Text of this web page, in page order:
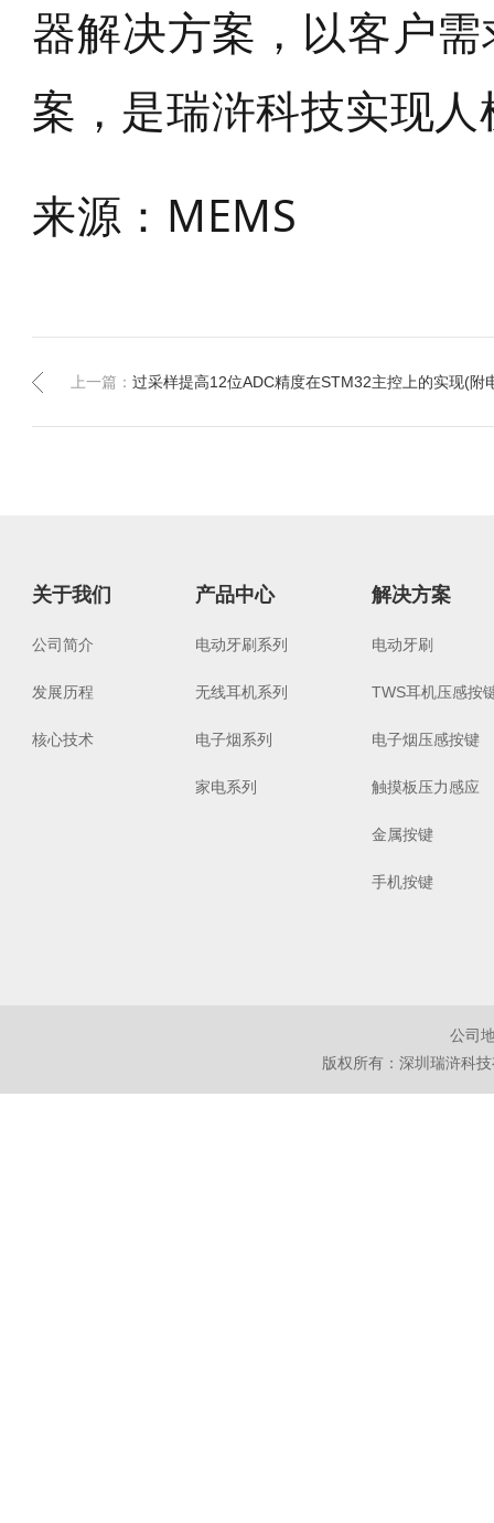
器解决方案，以客户
案，是瑞浒科技实现
来源：MEMS
上一篇：过采样提高12位ADC精度在STM32主控上的实现(附
关于我们
公司简介
发展历程
核心技术
产品中心
电动牙刷系列
无线耳机系列
电子烟系列
家电系列
解决方案
电动牙刷
TWS耳机压感按
电子烟压感按键
触摸板压力感应
金属按键
手机按键
公司
版权所有：深圳瑞浒